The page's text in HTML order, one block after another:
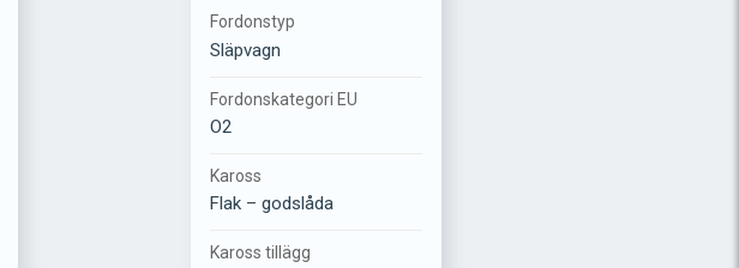
Fordonstyp
Släpvagn
Fordonskategori EU
O2
Kaross
Flak – godslåda
Kaross tillägg